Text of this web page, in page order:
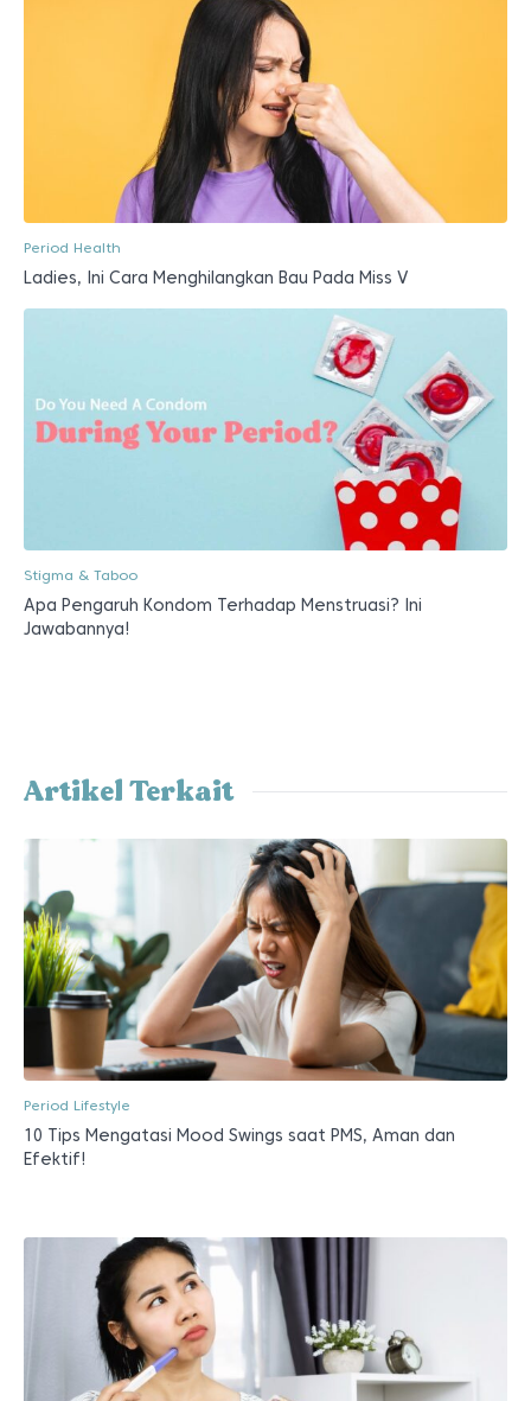
Period Health
Ladies, Ini Cara Menghilangkan Bau Pada Miss V
Stigma & Taboo
Apa Pengaruh Kondom Terhadap Menstruasi? Ini
Jawabannya!
Artikel Terkait
Period Lifestyle
10 Tips Mengatasi Mood Swings saat PMS, Aman dan
Efektif!